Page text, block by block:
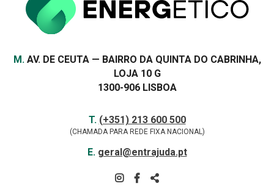
Morada
M.AV. DE CEUTA — BAIRRO DA QUINTA DO CABRINHA,
LOJA 10 G
1300-906 LISBOA
T. (+351) 213 600 500
(CHAMADA PARA REDE FIXA NACIONAL)
E. geral@entrajuda.pt